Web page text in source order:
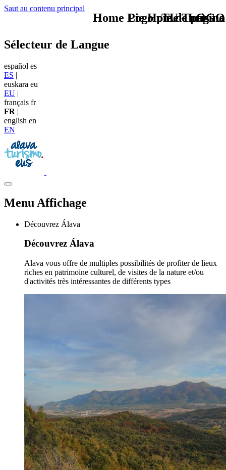
Saut au contenu principal
TU - LOGO
Sélecteur de Langue
español es
ES |
euskara eu
EU |
français fr
FR |
english en
EN
Menu Affichage
Découvrez Álava
Découvrez Álava
Alava vous offre de multiples possibilités de profiter de lieux
riches en patrimoine culturel, de visites de la nature et/ou
d'activités très intéressantes de différents types
Home Logo pie de página
Pie Home Turismo